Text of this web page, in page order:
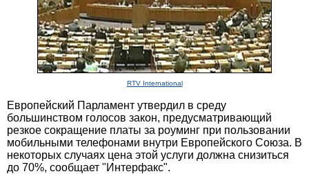
RTV International
Европейский Парламент утвердил в среду
большинством голосов закон, предусматривающий
резкое сокращение платы за роуминг при пользовании
мобильными телефонами внутри Европейского Союза. В
некоторых случаях цена этой услуги должна снизиться
до 70%, сообщает "Интерфакс".